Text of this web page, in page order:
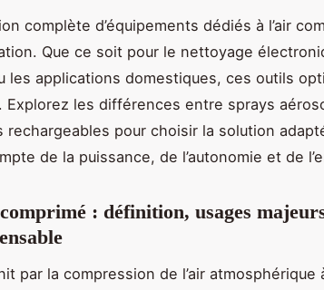
complète d’équipements dédiés à l’air
Que ce soit pour le nettoyage
les applications domestiques, ces outils
les différences entre sprays
pour choisir la solution
de la puissance, de l’autonomie et de
: définition, usages
par la compression de l’air atmosphérique